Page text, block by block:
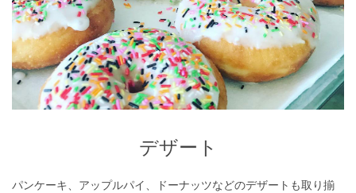
デザート
パンケーキ、アップルパイ、ドーナッツなどのデザートも取り揃